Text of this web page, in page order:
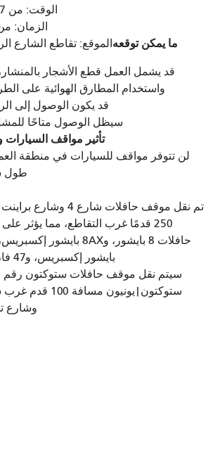
الوقت: من 7 مساءً إلى 5 صباحًا.
الزمان:
الموقع: تقاطع الشارع ما يمكن توقعه
قد يشمل العمل قطع الأشجار
واستخدام المطارق الهوائية على
قد يكون الوصول إلى
سيظل الوصول متاحًا
تأثير مواقف السيارات
لن تتوفر مواقف للسيارات في منطقة
طول
تم نقل موقف حافلات شارع 4
250 قدمًا غرب التقاطع، مما يؤثر
بايشور إكسبريس، و47 فان نيس.
وشارع